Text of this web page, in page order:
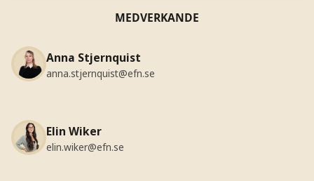
MEDVERKANDE
Anna Stjernquist
anna.stjernquist@efn.se
Elin Wiker
elin.wiker@efn.se